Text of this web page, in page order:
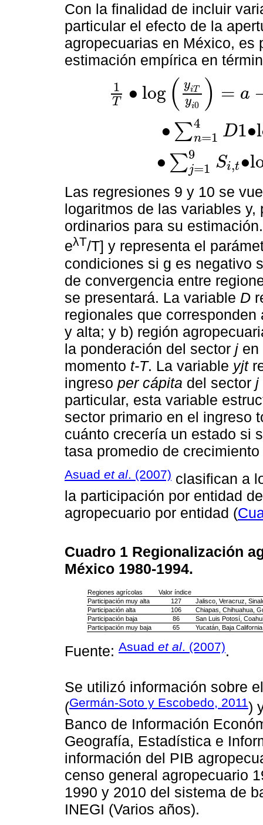
Con la finalidad de incluir
particular el efecto de la
agropecuarias en México,
estimación empírica en
1
T ∙ log ( yiT
yi0 ) = a
∙ ∑4
n=1 D1∙l
∙ ∑9
j=1 Si,t∙l
β0 og i0 + = 4D 1∙lo g
Las regresiones 9 y 10 se
logaritmos de las variables
ordinarios para su
eλT/T] y representa el
condiciones si g es negativo
de convergencia entre
se presentará. La variable D
regionales que
y alta; y b) región
la ponderación del sector j
momento t-T. La variable yjt
ingreso per cápita del sector j
particular, esta variable
sector primario en el ingreso
cuánto crecería un estado si
tasa promedio de
Asuad et al. (2007) clasifican a
la participación por entidad
agropecuario por entidad (
Cuadro 1 Regionalización
México 1980-1994.
Regiones agrícolas
Valor índice
Participación muy alta
127
Jalisco, Veracruz,
Participación alta
106
Chiapas, Chihuahua,
Participación baja
86
San Luis Potosí,
Participación muy baja
65 Yucatán, Baja
Fuente: Asuad et al. (2007).
Se utilizó información sobre
(Germán-Soto y Escobedo, 2011)
Banco de Información
Geografía, Estadística e
información del PIB
censo general agropecuario
1990 y 2010 del sistema de
INEGI (Varios años).